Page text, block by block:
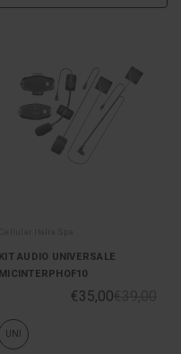
KIT AUDIO UNIVERSALE
MICINTERPHOF10
€35,00
UNI